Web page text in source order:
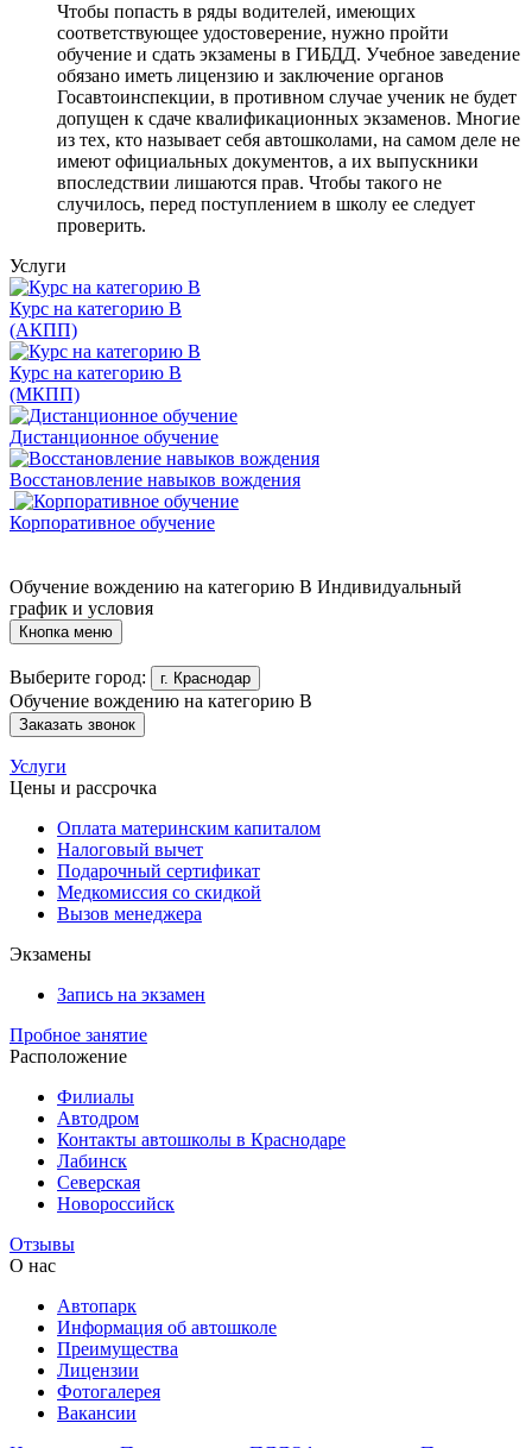
Чтобы попасть в ряды водителей, имеющих
соответствующее удостоверение, нужно пройти
обучение и сдать экзамены в ГИБДД. Учебное заведение
обязано иметь лицензию и заключение органов
Госавтоинспекции, в противном случае ученик не будет
допущен к сдаче квалификационных экзаменов. Многие
из тех, кто называет себя автошколами, на самом деле не
имеют официальных документов, а их выпускники
впоследствии лишаются прав. Чтобы такого не
случилось, перед поступлением в школу ее следует
проверить.
Услуги
Курс на категорию В
(АКПП)
Курс на категорию В
(МКПП)
Дистанционное обучение
Восстановление навыков вождения
Корпоративное обучение
Обучение вождению на категорию B Индивидуальный
график и условия
Кнопка меню
Выберите город: г. Краснодар
Обучение вождению на категорию B
Заказать звонок
Услуги
Цены и рассрочка
Оплата материнским капиталом
Налоговый вычет
Подарочный сертификат
Медкомиссия со скидкой
Вызов менеджера
Экзамены
Запись на экзамен
Пробное занятие
Расположение
Филиалы
Автодром
Контакты автошколы в Краснодаре
Лабинск
Северская
Новороссийск
Отзывы
О нас
Автопарк
Информация об автошколе
Преимущества
Лицензии
Фотогалерея
Вакансии